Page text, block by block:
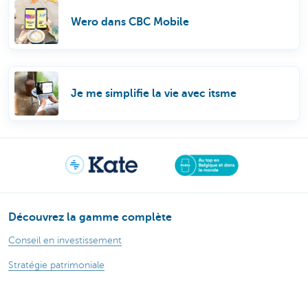
Wero dans CBC Mobile
Je me simplifie la vie avec itsme
Découvrez la gamme complète
Conseil en investissement
Stratégie patrimoniale